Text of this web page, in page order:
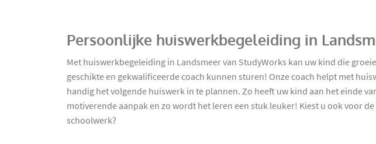
Persoonlijke huiswerkbegeleiding in
Met huiswerkbegeleiding in Landsmeer van StudyWorks kan uw kind die
geschikte en gekwalificeerde coach kunnen sturen! Onze coach helpt met
handig het volgende huiswerk in te plannen. Zo heeft uw kind aan het einde
motiverende aanpak en zo wordt het leren een stuk leuker! Kiest u ook voor
schoolwerk?